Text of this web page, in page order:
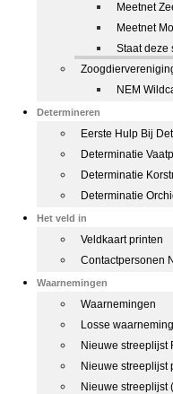
Meetnet
Meetnet
Staat deze
NEM
Determineren
Eerste Hulp Bij
Determinatie
Determinatie
Determinatie
Het veld in
Veldkaart printen
Contactpersonen
Waarnemingen
Waarnemingen
Losse
Nieuwe streeplijst
Nieuwe streeplijst
Nieuwe streeplijst